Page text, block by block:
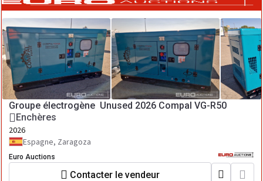
Groupe électrogène Unused 2026 Compal VG-R50
Enchères
2026
Espagne, Zaragoza
Euro Auctions
Contacter le vendeur